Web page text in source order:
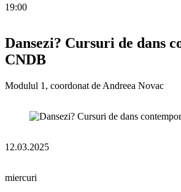
19:00
Dansezi? Cursuri de dans
CNDB
Modulul 1, coordonat de Andreea Novac
12.03.2025
miercuri